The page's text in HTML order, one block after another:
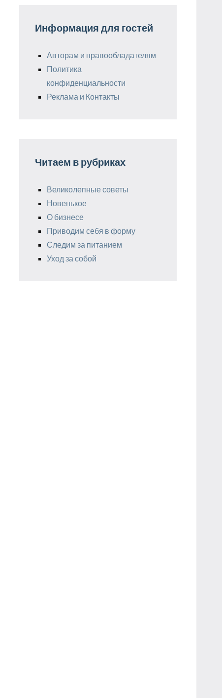
Информация для гостей
Авторам и правообладателям
Политика
конфиденциальности
Реклама и Контакты
Читаем в рубриках
Великолепные советы
Новенькое
О бизнесе
Приводим себя в форму
Следим за питанием
Уход за собой